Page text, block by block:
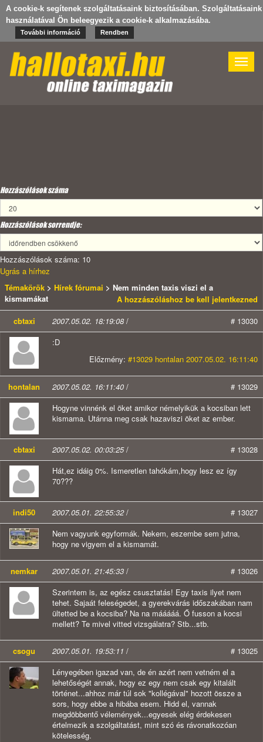
A cookie-k segítenek szolgáltatásaink biztosításában. Szolgáltatásaink
használatával Ön beleegyezik a cookie-k alkalmazásába.
További információ Rendben
Toggle
Hozzászólások száma
Hozzászólások sorrendje:
Hozzászólások száma: 10
Ugrás a hírhez
Témakörök > Hírek fórumai > Nem minden taxis viszi el a
kismamákat
A hozzászóláshoz be kell jelentkezned
cbtaxi
2007.05.02. 18:19:08 /
# 13030
:D
Előzmény: #13029 hontalan 2007.05.02. 16:11:40
hontalan 2007.05.02. 16:11:40 /
# 13029
Hogyne vinnénk el öket amikor némelyikük a kocsiban lett
kismama. Utánna meg csak hazaviszi öket az ember.
cbtaxi 2007.05.02. 00:03:25/
# 13028
Hát,ez idáig 0%. Ismeretlen tahókám,hogy lesz ez így
70???
indi50 2007.05.01. 22:55:32/
# 13027
Nem vagyunk egyformák. Nekem, eszembe sem jutna,
hogy ne vigyem el a kismamát.
nemkar 2007.05.01. 21:45:33 /
# 13026
Szerintem is, az egész csusztatás! Egy taxis ilyet nem
tehet. Sajaát feleségedet, a gyerekvárás időszakában nam
ültetted be a kocsiba? Na na mááááá. Ő fusson a kocsi
mellett? Te mivel vitted vizsgálatra? Stb...stb.
csogu 2007.05.01. 19:53:11 /
# 13025
Lényegében igazad van, de én azért nem vetném el a
lehetőségét annak, hogy ez egy nem csak egy kitalált
történet...ahhoz már túl sok "kollégával" hozott össze a
sors, hogy ebbe a hibába esem. Hidd el, vannak
megdöbbentő vélemények...egyesek elég érdekesen
értelmezik a szolgáltatást, mint szó és rávonatkozóan
kötelesség.